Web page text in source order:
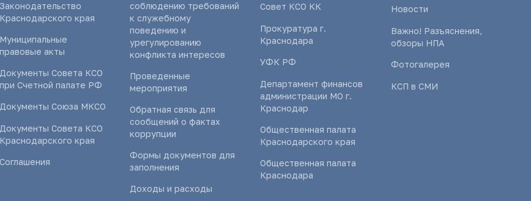
Законодательство
Краснодарского края
Муниципальные
правовые акты
Документы Совета КСО
при Счетной палате РФ
Документы Союза МКСО
Документы Совета КСО
Краснодарского края
Соглашения
соблюдению требований
к служебному
поведению и
урегулированию
конфликта интересов
Проведенные
мероприятия
Обратная связь для
сообщений о фактах
коррупции
Формы документов для
заполнения
Доходы и расходы
Совет КСО КК
Прокуратура г.
Краснодара
УФК РФ
Департамент финансов
администрации МО г.
Краснодар
Общественная палата
Краснодарского края
Общественная палата
Краснодара
Новости
Важно! Разъяснения,
обзоры НПА
Фотогалерея
КСП в СМИ